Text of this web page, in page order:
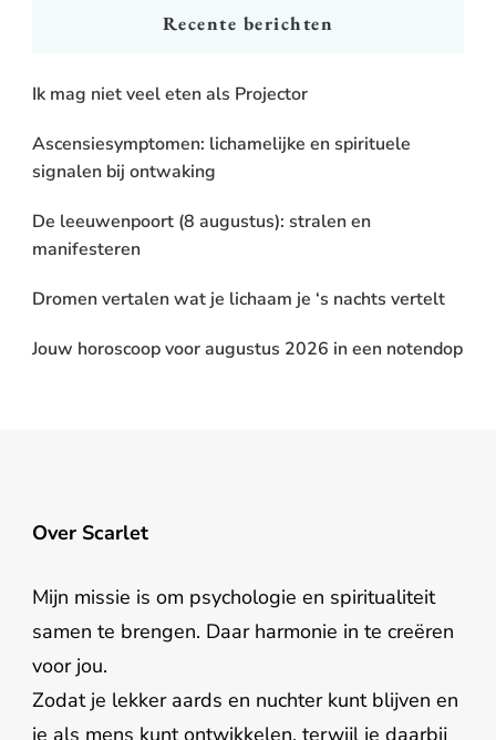
Recente berichten
Ik mag niet veel eten als Projector
Ascensiesymptomen: lichamelijke en spirituele
signalen bij ontwaking
De leeuwenpoort (8 augustus): stralen en
manifesteren
Dromen vertalen wat je lichaam je ‘s nachts vertelt
Jouw horoscoop voor augustus 2026 in een notendop
Over Scarlet
Mijn missie is om psychologie en spiritualiteit
samen te brengen. Daar harmonie in te creëren
voor jou.
Zodat je lekker aards en nuchter kunt blijven en